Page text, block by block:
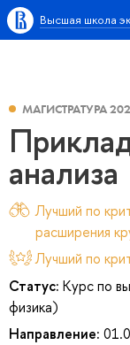
Высшая школа
МАГИСТРАТУРА
анализа
Лучший по
расширения
Лучший по
Статус: Курс по
физика)
Направление: